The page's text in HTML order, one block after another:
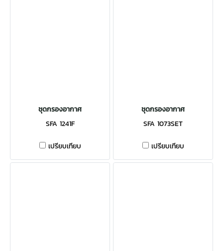
ชุดกรองอากาศ
SFA 1241F
เปรียบเทียบ
ชุดกรองอากาศ
SFA 1073SET
เปรียบเทียบ